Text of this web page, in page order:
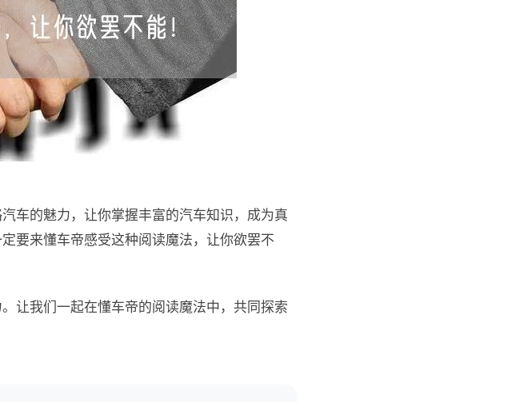
车的魅力，让你掌握丰富的汽车知识，成为真
要来懂车帝感受这种阅读魔法，让你欲罢不
让我们一起在懂车帝的阅读魔法中，共同探索